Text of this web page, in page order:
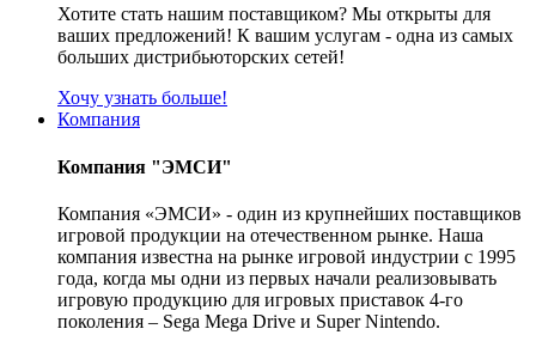
Хотите стать нашим поставщиком? Мы открыты для
ваших предложений! К вашим услугам - одна из самых
больших дистрибьюторских сетей!
Хочу узнать больше!
Компания
Компания "ЭМСИ"
Компания «ЭМСИ» - один из крупнейших поставщиков
игровой продукции на отечественном рынке. Наша
компания известна на рынке игровой индустрии с 1995
года, когда мы одни из первых начали реализовывать
игровую продукцию для игровых приставок 4-го
поколения – Sega Mega Drive и Super Nintendo.